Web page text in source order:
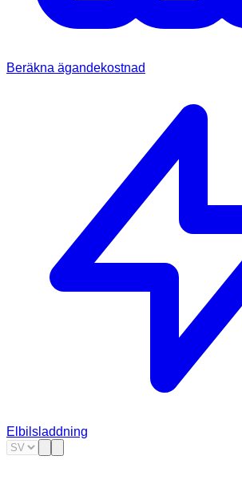
Beräkna ägandekostnad
Elbilsladdning